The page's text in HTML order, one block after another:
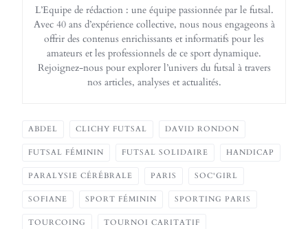
L’Equipe de rédaction : une équipe passionnée par le futsal.
Avec 40 ans d’expérience collective, nous nous engageons à
offrir des contenus enrichissants et informatifs pour les
amateurs et les professionnels de ce sport dynamique.
Rejoignez-nous pour explorer l’univers du futsal à travers
nos articles, analyses et actualités.
ABDEL CLICHY FUTSAL DAVID RONDON
FUTSAL FÉMININ FUTSAL SOLIDAIRE HANDICAP
PARALYSIE CÉRÉBRALE PARIS SOC'GIRL
SOFIANE SPORT FÉMININ SPORTING PARIS
TOURCOING TOURNOI CARITATIF